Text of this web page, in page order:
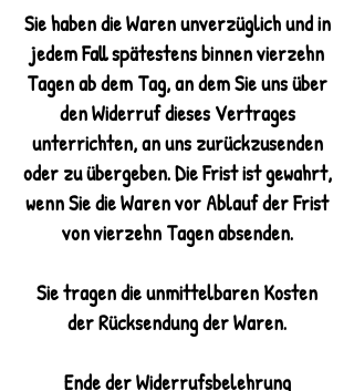
Sie haben die Waren unverzüglich und in
jedem Fall spätestens binnen vierzehn
Tagen ab dem Tag, an dem Sie uns über
den Widerruf dieses Vertrages
unterrichten, an uns zurückzusenden
oder zu übergeben. Die Frist ist gewahrt,
wenn Sie die Waren vor Ablauf der Frist
von vierzehn Tagen absenden.
Sie tragen die unmittelbaren Kosten
der Rücksendung der Waren.
Ende der Widerrufsbelehrung